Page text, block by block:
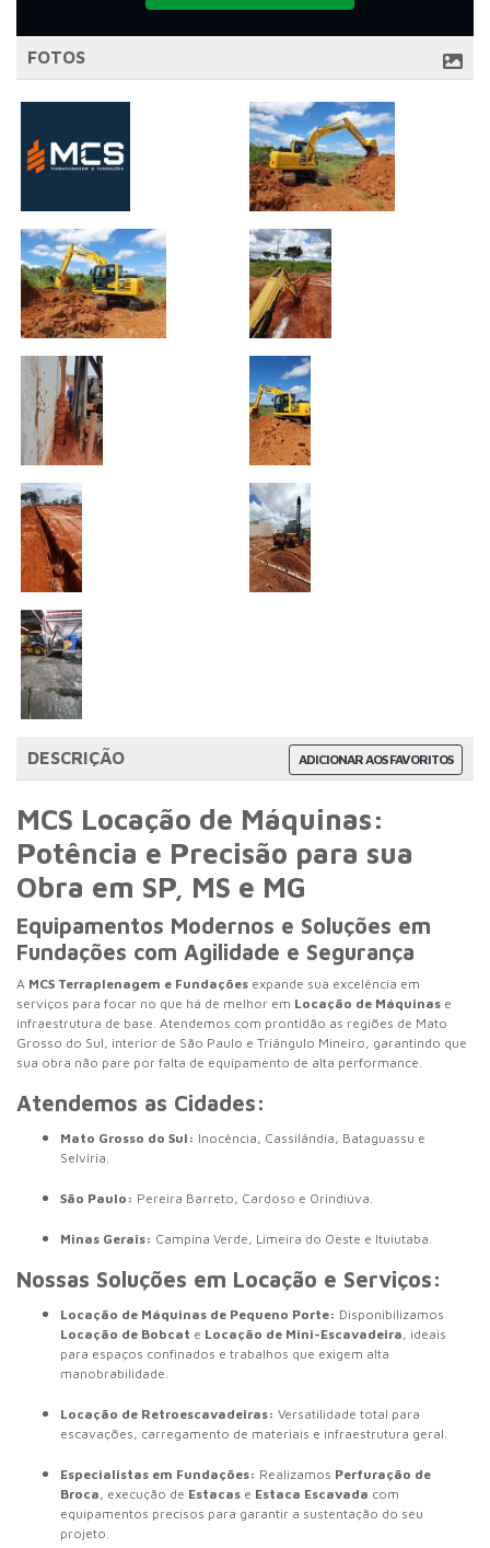
FOTOS
ADICIONAR AOS FAVORITOS
DESCRIÇÃO
MCS Locação de Máquinas:
Potência e Precisão para sua
Obra em SP, MS e MG
Equipamentos Modernos e Soluções em
Fundações com Agilidade e Segurança
A MCS Terraplenagem e Fundações expande sua excelência em
serviços para focar no que há de melhor em Locação de Máquinas e
infraestrutura de base. Atendemos com prontidão as regiões de Mato
Grosso do Sul, interior de São Paulo e Triângulo Mineiro, garantindo que
sua obra não pare por falta de equipamento de alta performance.
Atendemos as Cidades:
Mato Grosso do Sul: Inocência, Cassilândia, Bataguassu e
Selvíria.
São Paulo: Pereira Barreto, Cardoso e Orindiúva.
Minas Gerais: Campina Verde, Limeira do Oeste e Ituiutaba.
Nossas Soluções em Locação e Serviços:
Locação de Máquinas de Pequeno Porte: Disponibilizamos
Locação de Bobcat e Locação de Mini-Escavadeira, ideais
para espaços confinados e trabalhos que exigem alta
manobrabilidade.
Locação de Retroescavadeiras: Versatilidade total para
escavações, carregamento de materiais e infraestrutura geral.
Especialistas em Fundações: Realizamos Perfuração de
Broca, execução de Estacas e Estaca Escavada com
equipamentos precisos para garantir a sustentação do seu
projeto.